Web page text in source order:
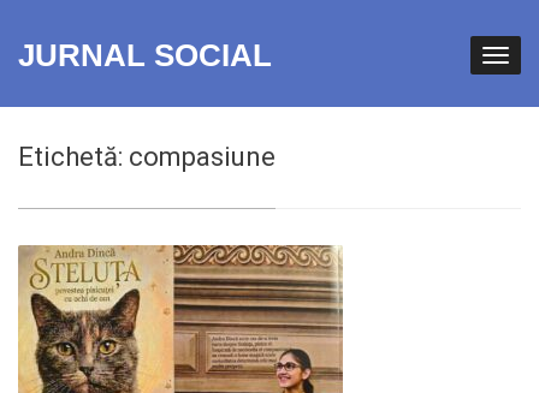
JURNAL SOCIAL
Etichetă: compasiune